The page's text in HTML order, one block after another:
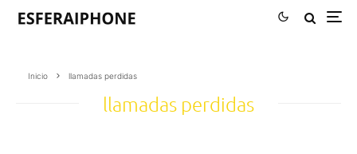
Inicio llamadas perdidas
llamadas perdidas